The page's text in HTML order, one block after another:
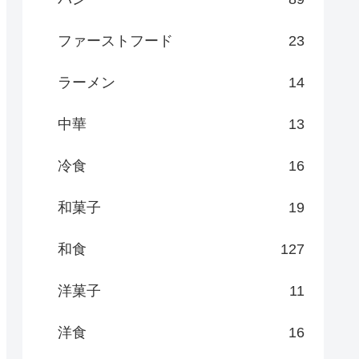
ファーストフード 23
ラーメン 14
中華 13
冷食 16
和菓子 19
和食 127
洋菓子 11
洋食 16